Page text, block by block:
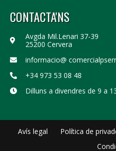
CONTACTA'NS
Avgda Mil.Lenari 37-39
25200 Cervera
informacio@
+34 973 53 08 48
Dilluns a divendres de 9 a
Avís legal Política de